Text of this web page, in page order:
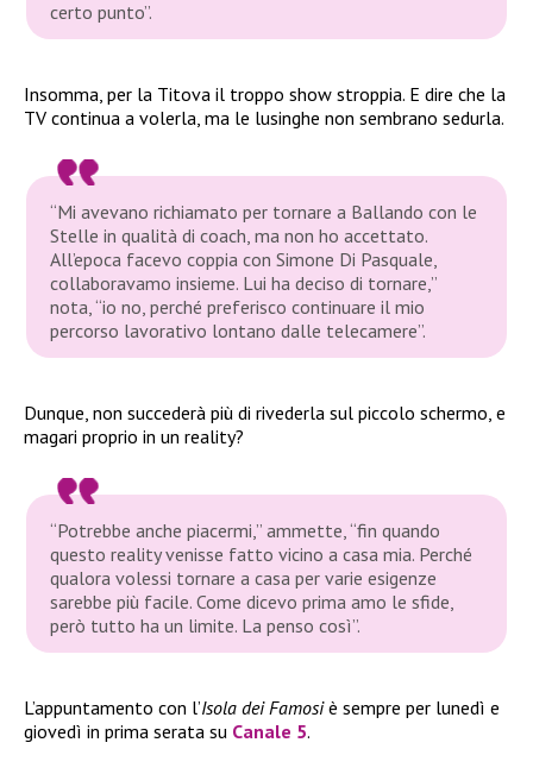
certo punto”.
Insomma, per la Titova il troppo show stroppia. E dire che la
TV continua a volerla, ma le lusinghe non sembrano sedurla.
“Mi avevano richiamato per tornare a Ballando con le
Stelle in qualità di coach, ma non ho accettato.
All’epoca facevo coppia con Simone Di Pasquale,
collaboravamo insieme. Lui ha deciso di tornare,”
nota,“io no, perché preferisco continuare il mio
percorso lavorativo lontano dalle telecamere”.
Dunque, non succederà più di rivederla sul piccolo schermo, e
magari proprio in un reality?
“Potrebbe anche piacermi,” ammette,“fin quando
questo reality venisse fatto vicino a casa mia. Perché
qualora volessi tornare a casa per varie esigenze
sarebbe più facile. Come dicevo prima amo le sfide,
però tutto ha un limite. La penso così”.
L’appuntamento con l’Isola dei Famosiè sempre per lunedì e
giovedì in prima serata su Canale 5.